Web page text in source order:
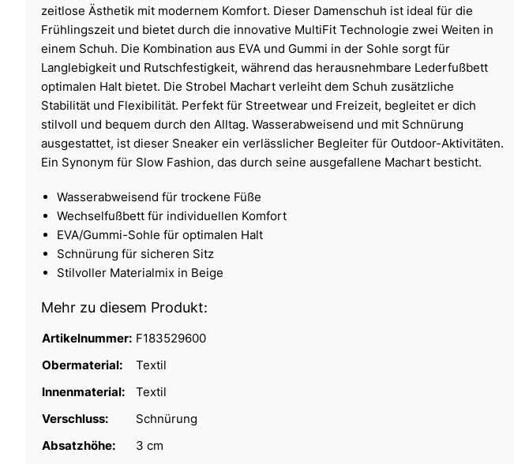
zeitlose Ästhetik mit modernem Komfort. Dieser Damenschuh ist ideal für die
Frühlingszeit und bietet durch die innovative MultiFit Technologie zwei Weiten in
einem Schuh. Die Kombination aus EVA und Gummi in der Sohle sorgt für
Langlebigkeit und Rutschfestigkeit, während das herausnehmbare Lederfußbett
optimalen Halt bietet. Die Strobel Machart verleiht dem Schuh zusätzliche
Stabilität und Flexibilität. Perfekt für Streetwear und Freizeit, begleitet er dich
stilvoll und bequem durch den Alltag. Wasserabweisend und mit Schnürung
ausgestattet, ist dieser Sneaker ein verlässlicher Begleiter für Outdoor-Aktivitäten.
Ein Synonym für Slow Fashion, das durch seine ausgefallene Machart besticht.
Wasserabweisend für trockene Füße
Wechselfußbett für individuellen Komfort
EVA/Gummi-Sohle für optimalen Halt
Schnürung für sicheren Sitz
Stilvoller Materialmix in Beige
Mehr zu diesem Produkt:
Artikelnummer: F183529600
Obermaterial:
Textil
Innenmaterial:
Textil
Verschluss:
Schnürung
Absatzhöhe:
3 cm